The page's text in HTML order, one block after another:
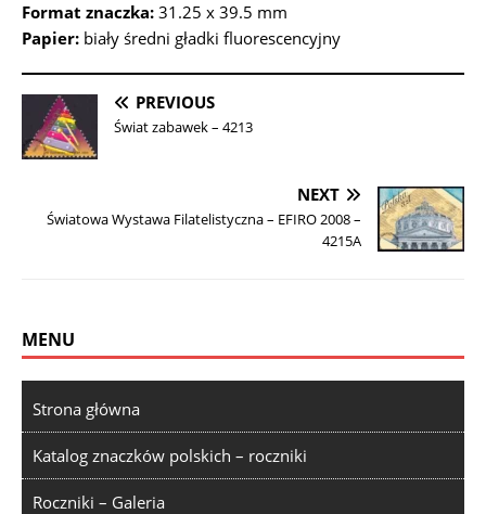
Format znaczka: 31.25 x 39.5 mm
Papier: biały średni gładki fluorescencyjny
PREVIOUS
Świat zabawek – 4213
NEXT
Światowa Wystawa Filatelistyczna – EFIRO 2008 –
4215A
MENU
Strona główna
Katalog znaczków polskich – roczniki
Roczniki – Galeria